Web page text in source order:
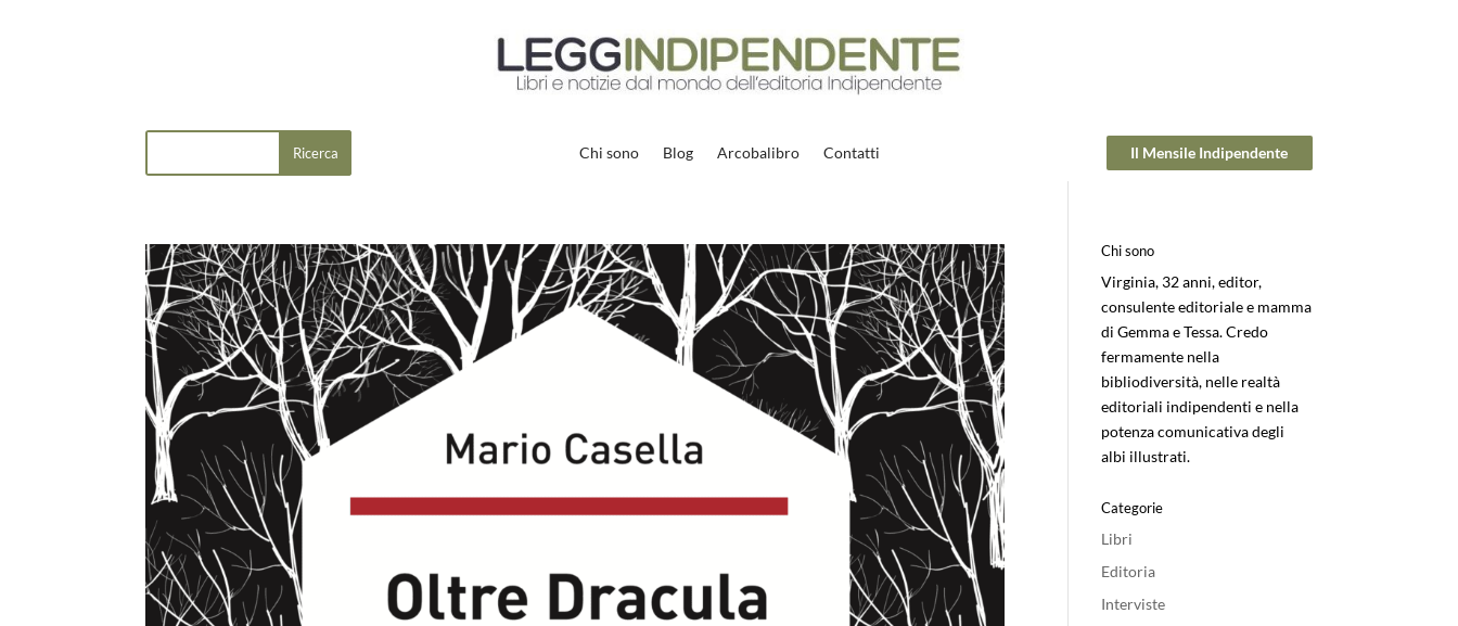
Chi sono Blog Arcobalibro Contatti Il Mensile Indipendente
Chi sono
Virginia, 32 anni, editor,
consulente editoriale e mamma
di Gemma e Tessa. Credo
fermamente nella
bibliodiversità, nelle realtà
editoriali indipendenti e nella
potenza comunicativa degli
albi illustrati.
Categorie
Libri
Editoria
Interviste